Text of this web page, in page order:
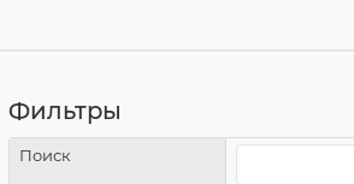
Фильтры
Поиск